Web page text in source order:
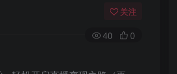
关注
40 0